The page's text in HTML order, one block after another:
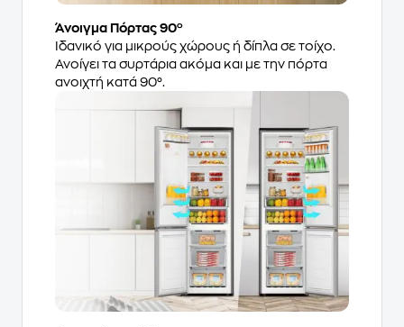
Άνοιγμα Πόρτας 90º
Ιδανικό για μικρούς χώρους ή δίπλα σε τοίχο.
Ανοίγει τα συρτάρια ακόμα και με την πόρτα
ανοιχτή κατά 90°.